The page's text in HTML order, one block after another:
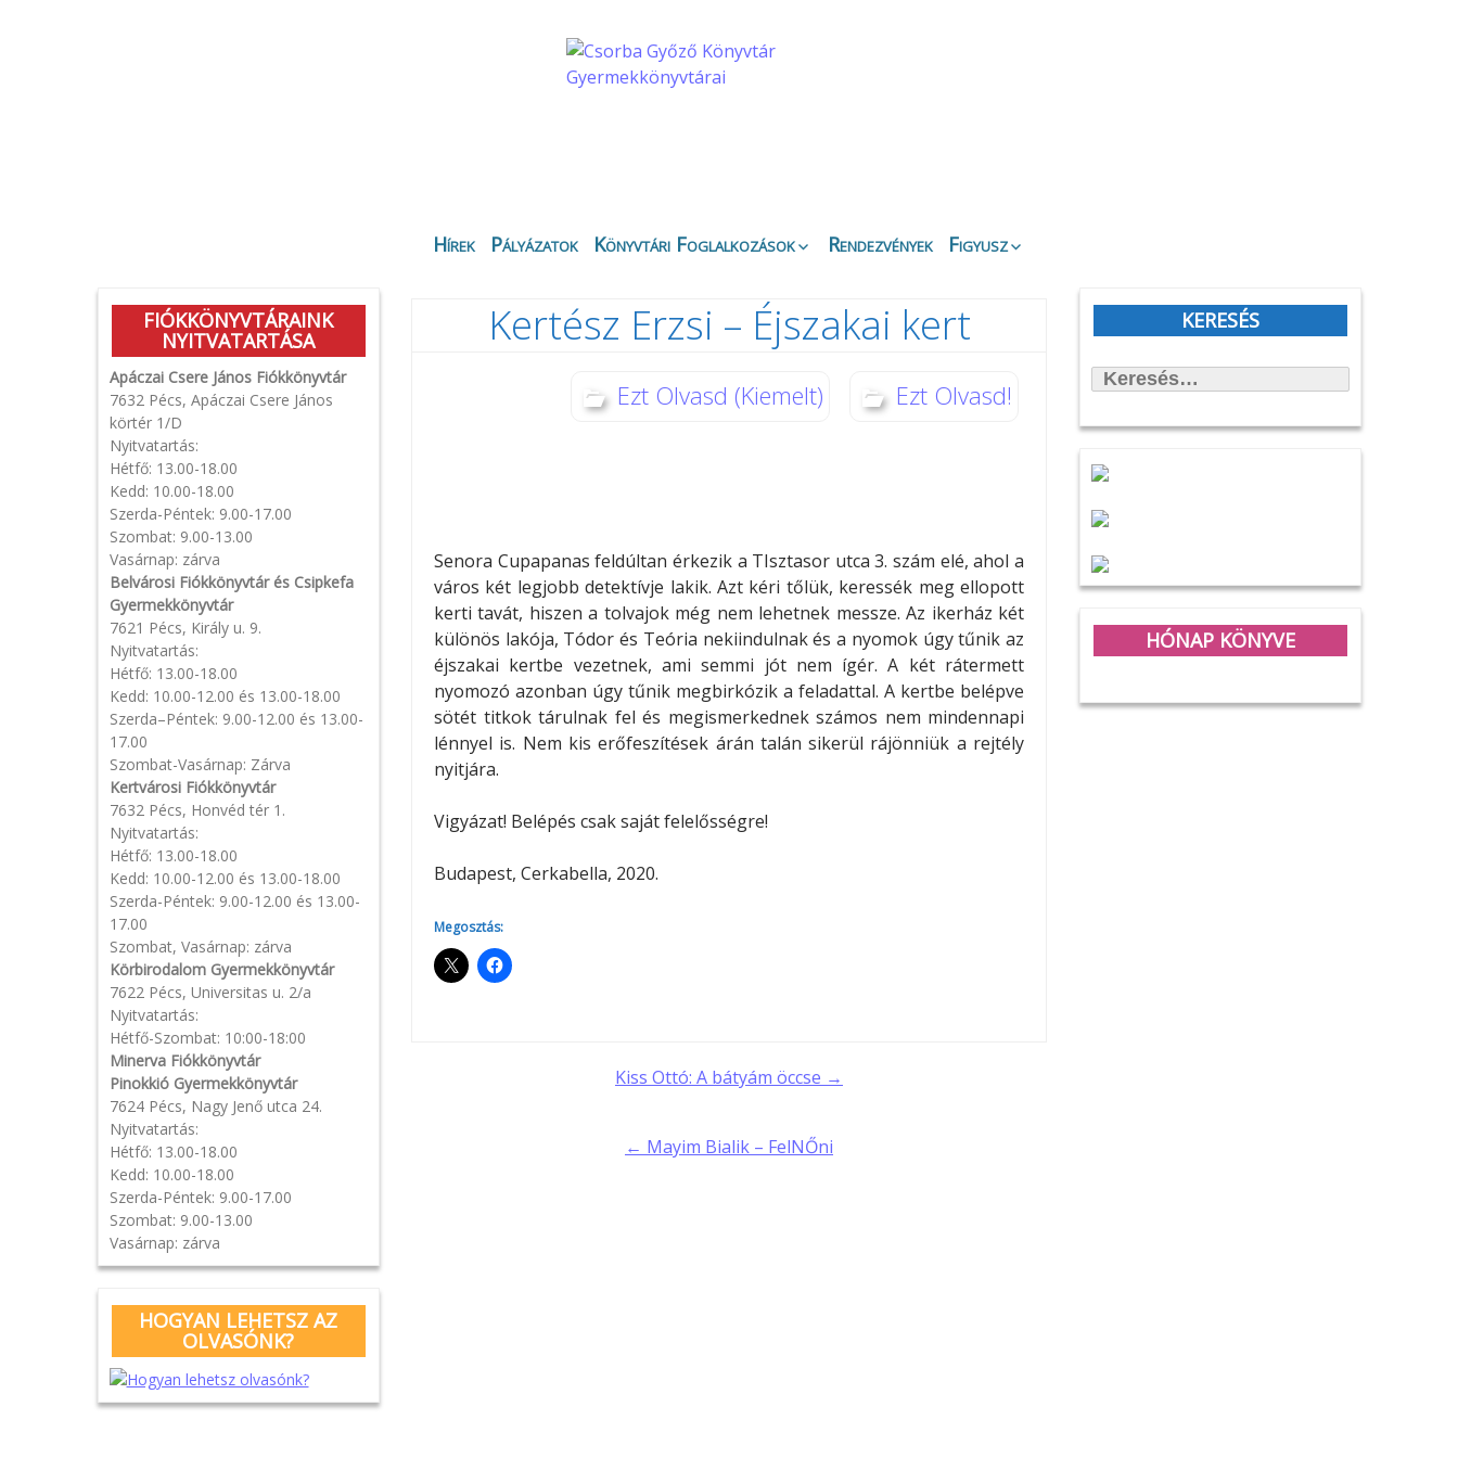
Hírek Pályázatok
Könyvtári Foglalkozások
Belvárosi Fiókkönyvtár
Gyermekkönyvtár
Kertvárosi Fiókkönyvtár
Gyermekkönyvtár
Rendezvények
Figyusz
BiblioTéma
Nyitott könyvek
Könyvtámasz Könyvklub
Körbirodalmi lépegető
FIÓKKÖNYVTÁRAINK
NYITVATARTÁSA
Apáczai Csere János Fiókkönyvtár
7632 Pécs, Apáczai Csere János
körtér 1/D
Nyitvatartás:
Hétfő: 13.00-18.00
Kedd: 10.00-18.00
Szerda-Péntek: 9.00-17.00
Szombat: 9.00-13.00
Vasárnap: zárva
Belvárosi Fiókkönyvtár és Csipkefa
Gyermekkönyvtár
7621 Pécs, Király u. 9.
Nyitvatartás:
Hétfő: 13.00-18.00
Kedd: 10.00-12.00 és 13.00-18.00
Szerda–Péntek: 9.00-12.00 és 13.00-
17.00
Szombat-Vasárnap: Zárva
Kertvárosi Fiókkönyvtár
7632 Pécs, Honvéd tér 1.
Nyitvatartás:
Hétfő: 13.00-18.00
Kedd: 10.00-12.00 és 13.00-18.00
Szerda-Péntek: 9.00-12.00 és 13.00-
17.00
Szombat, Vasárnap: zárva
Körbirodalom Gyermekkönyvtár
7622 Pécs, Universitas u. 2/a
Nyitvatartás:
Hétfő-Szombat: 10:00-18:00
Minerva Fiókkönyvtár
Pinokkió Gyermekkönyvtár
7624 Pécs, Nagy Jenő utca 24.
Nyitvatartás:
Hétfő: 13.00-18.00
Kedd: 10.00-18.00
Szerda-Péntek: 9.00-17.00
Szombat: 9.00-13.00
Vasárnap: zárva
HOGYAN LEHETSZ AZ
OLVASÓNK?
KERESÉS
HÓNAP KÖNYVE
Kertész Erzsi – Éjszakai kert
Ezt Olvasd (Kiemelt) Ezt Olvasd!
Senora Cupapanas feldúltan érkezik a TIsztasor utca 3. szám elé, ahol a
város két legjobb detektívje lakik. Azt kéri tőlük, keressék meg ellopott
kerti tavát, hiszen a tolvajok még nem lehetnek messze. Az ikerház két
különös lakója, Tódor és Teória nekiindulnak és a nyomok úgy tűnik az
éjszakai kertbe vezetnek, ami semmi jót nem ígér. A két rátermett
nyomozó azonban úgy tűnik megbirkózik a feladattal. A kertbe belépve
sötét titkok tárulnak fel és megismerkednek számos nem mindennapi
lénnyel is. Nem kis erőfeszítések árán talán sikerül rájönniük a rejtély
nyitjára.
Vigyázat! Belépés csak saját felelősségre!
Budapest, Cerkabella, 2020.
Megosztás:
Kiss Ottó: A bátyám öccse →
← Mayim Bialik – FelNŐni